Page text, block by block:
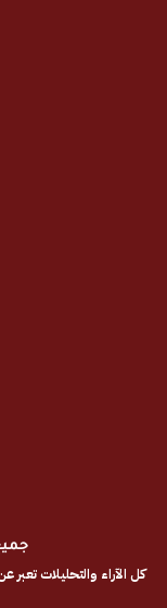
دمشق
أبناء
تراث
صوت
من
جميع الحقوق
تعبر عن رأي